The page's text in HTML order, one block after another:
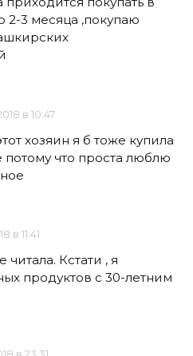
2-3 месяца ,покупаю
в 10:47
хозяин я б тоже купила
потому что проста люблю
в 11:41
читала. Кстати , я
продуктов с 30-летним